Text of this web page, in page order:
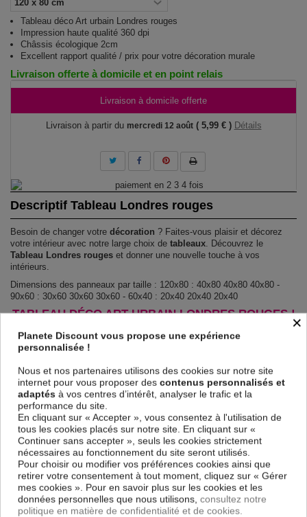
Tableau déco Art urbain Londres rouges
Impression haute qualité 360 dpi
Châssis écologique 2cm
Excellent rapport qualité / prix pour votre décoration murale
Livraison offerte à domicile et en point relais
Livraison à domicile offerte
Livraison à partir du mercredi 12 août ( 5,99 € ) Détails
Descriptif Tableau Londres rouges
Besoin de changer votre décoration ? Faites-vous plaisir et décorez
votre intérieur avec notre large choix de tableaux. Découvrez le
Tableau Londres rouges et donner une nouvelle touche à vos
intérieurs.
Dimensions des panneaux par taille : 120x80 : 40x80 40x80 40x80 -
90x60 : 30x60 30x60 30x60 - 60x40 : 20x40 20x40 20x40
TABLEAU DÉCO ART URBAIN LONDRES ROUGES !
Le Tableau Londres rouges est imprimé sur un papier intissé spécial
et de haute qualité qui reflète parfaitement les couleurs avec des détails
parfaitement reproduits. Grâce à une impression sur tous les cotés et
une toile tendue sur un châssis fait de matériaux respectueux de
l'environnement, vous pourrez suspendre le tableau immédiatement
sans avoir à l'encadrer.
Le Tableau Art urbain Londres rouges
inodore et 100 % sûr, parfait même pour la chambre à coucher et la
chambre des enfants.
Notre large choix de tableaux tendances et modernes constituent un
moyen simple et pas cher de donner une nouvelle touche à vos
intérieurs, il y en a pour tous les goût.
Descriptif technique
×
Planete Discount vous propose une expérience
personnalisée !
Nous et nos partenaires utilisons des cookies sur notre site
internet pour vous proposer des contenus personnalisés et
adaptés à vos centres d’intérêt, analyser le trafic et la
performance du site.
En cliquant sur « Accepter », vous consentez à l'utilisation de
tous les cookies placés sur notre site. En cliquant sur «
Continuer sans accepter », seuls les cookies strictement
nécessaires au fonctionnement du site seront utilisés.
Pour choisir ou modifier vos préférences cookies ainsi que
retirer votre consentement à tout moment, cliquez sur « Gérer
mes cookies ». Pour en savoir plus sur les cookies et les
données personnelles que nous utilisons, consultez notre
politique en matière de confidentialité et de cookies.